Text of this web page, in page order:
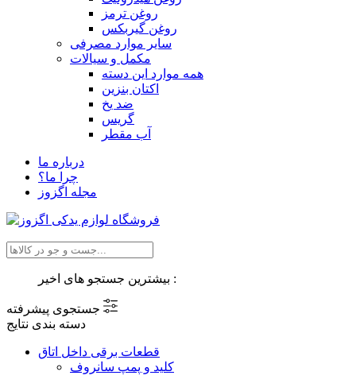
روغن ترمز
روغن گیربکس
سایر موارد مصرفی
مکمل و سیالات
همه موارد این دسته
اکتان بنزین
ضد یخ
گریس
آب مقطر
درباره ما
چرا ما؟
مجله اگزوز
بیشترین جستجو های اخیر :
دسته بندی نتایج
قطعات برقی داخل اتاق
کلید و پمپ سانروف